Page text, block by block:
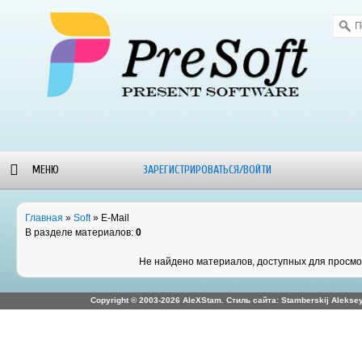
МЕНЮ ЗАРЕГИСТРИРОВАТЬСЯ/ВОЙТИ
НОВОСТИ
Главная » Soft» E-Mail
В разделе материалов: 0
Не найдено материалов, доступных для
Copyright © 2003-2026 AleXStam. Стиль сайта: Stamberskij